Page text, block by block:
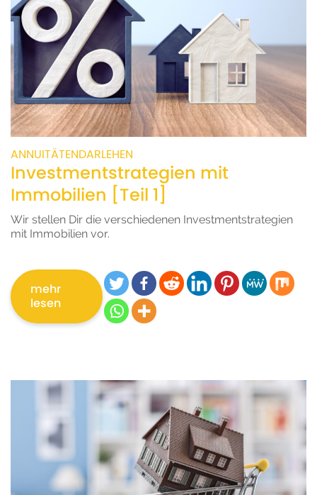
ANNUITÄTENDARLEHEN
Investmentstrategien mit
Immobilien [Teil 1]
Wir stellen Dir die verschiedenen Investmentstrategien
mit Immobilien vor.
mehr
lesen